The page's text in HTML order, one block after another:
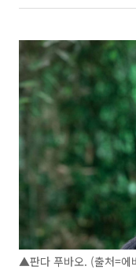
▲판다 푸바오. (출처=에